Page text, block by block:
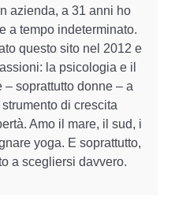
azienda, a 31 anni ho
a tempo indeterminato.
questo sito nel 2012 e
la psicologia e il
soprattutto donne – a
di crescita
Amo il mare, il sud, i
yoga. E soprattutto,
a scegliersi davvero.